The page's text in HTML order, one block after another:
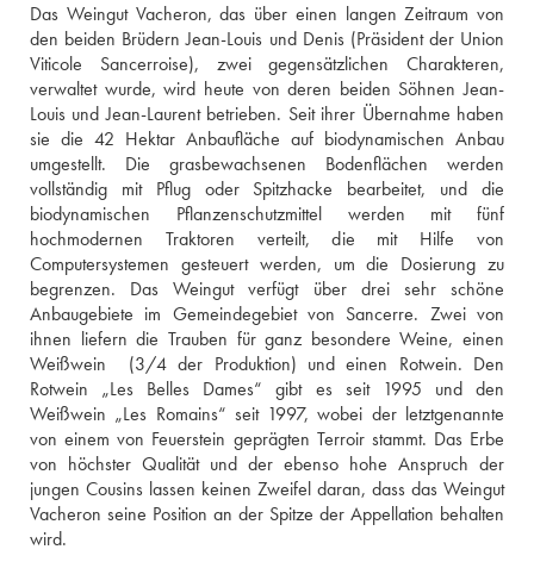
Das Weingut Vacheron, das über einen langen Zeitraum von
den beiden Brüdern Jean-Louis und Denis (Präsident der Union
Viticole Sancerroise), zwei gegensätzlichen Charakteren,
verwaltet wurde, wird heute von deren beiden Söhnen Jean-
Louis und Jean-Laurent betrieben. Seit ihrer Übernahme haben
sie die 42 Hektar Anbaufläche auf biodynamischen Anbau
umgestellt. Die grasbewachsenen Bodenflächen werden
vollständig mit Pflug oder Spitzhacke bearbeitet, und die
biodynamischen Pflanzenschutzmittel werden mit fünf
hochmodernen Traktoren verteilt, die mit Hilfe von
Computersystemen gesteuert werden, um die Dosierung zu
begrenzen. Das Weingut verfügt über drei sehr schöne
Anbaugebiete im Gemeindegebiet von Sancerre. Zwei von
ihnen liefern die Trauben für ganz besondere Weine, einen
Weißwein  (3/4 der Produktion) und einen Rotwein. Den
Rotwein „Les Belles Dames“ gibt es seit 1995 und den
Weißwein „Les Romains“ seit 1997, wobei der letztgenannte
von einem von Feuerstein geprägten Terroir stammt. Das Erbe
von höchster Qualität und der ebenso hohe Anspruch der
jungen Cousins lassen keinen Zweifel daran, dass das Weingut
Vacheron seine Position an der Spitze der Appellation behalten
wird.